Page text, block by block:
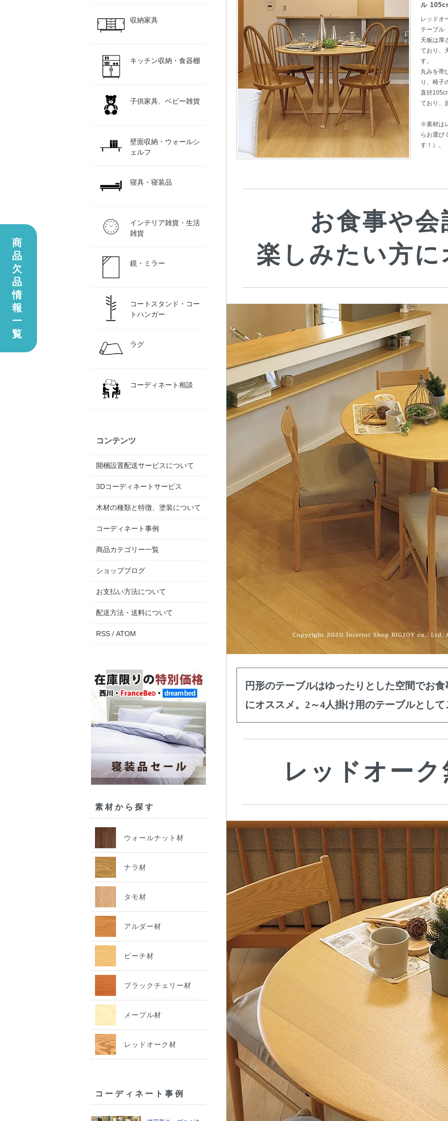
ル
レッドオ
テーブル
天板は厚
ており、
す。
丸みを帯
り、椅子
直径
ており、
※素材は
らお選び
す！）。
お食事や会
楽しみたい方
円形のテーブルはゆったりとした空間でお
にオススメ。2～4人掛け用のテーブルとし
レッドオー
収納家具
キッチン収納・食器棚
子供家具、ベビー雑貨
壁面収納・ウォールシ
ェルフ
寝具・寝装品
インテリア雑貨・生活
雑貨
鏡・ミラー
コートスタンド・コー
トハンガー
ラグ
コーディネート相談
コンテンツ
開梱設置配送サービスについて
3Dコーディネートサービス
木材の種類と特徴、塗装について
コーディネート事例
商品カテゴリー一覧
ショップブログ
お支払い方法について
配送方法・送料について
RSS / ATOM
素材から探す
ウォールナット材
ナラ材
タモ材
アルダー材
ビーチ材
ブラックチェリー材
メープル材
レッドオーク材
コーディネート事例
商
品
欠
品
情
報
一
覧